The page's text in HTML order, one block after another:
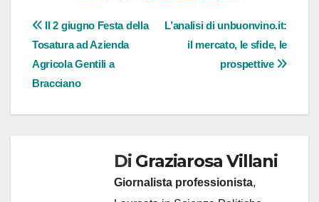
Navigazione
articoli
L’analisi di unbuonvino.it:
il mercato, le sfide, le
prospettive
Il 2 giugno Festa della
Tosatura ad Azienda
Agricola Gentili a
Bracciano
Di Graziarosa Villani
Giornalista professionista,